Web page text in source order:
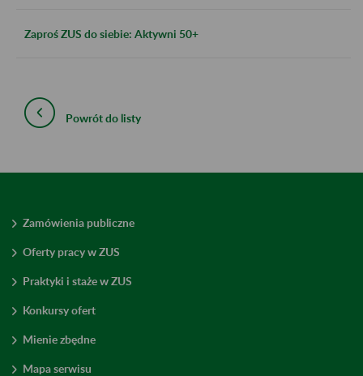
Zaproś ZUS do siebie: Aktywni 50+
Powrót do listy
Zamówienia publiczne
Oferty pracy w ZUS
Praktyki i staże w ZUS
Konkursy ofert
Mienie zbędne
Mapa serwisu